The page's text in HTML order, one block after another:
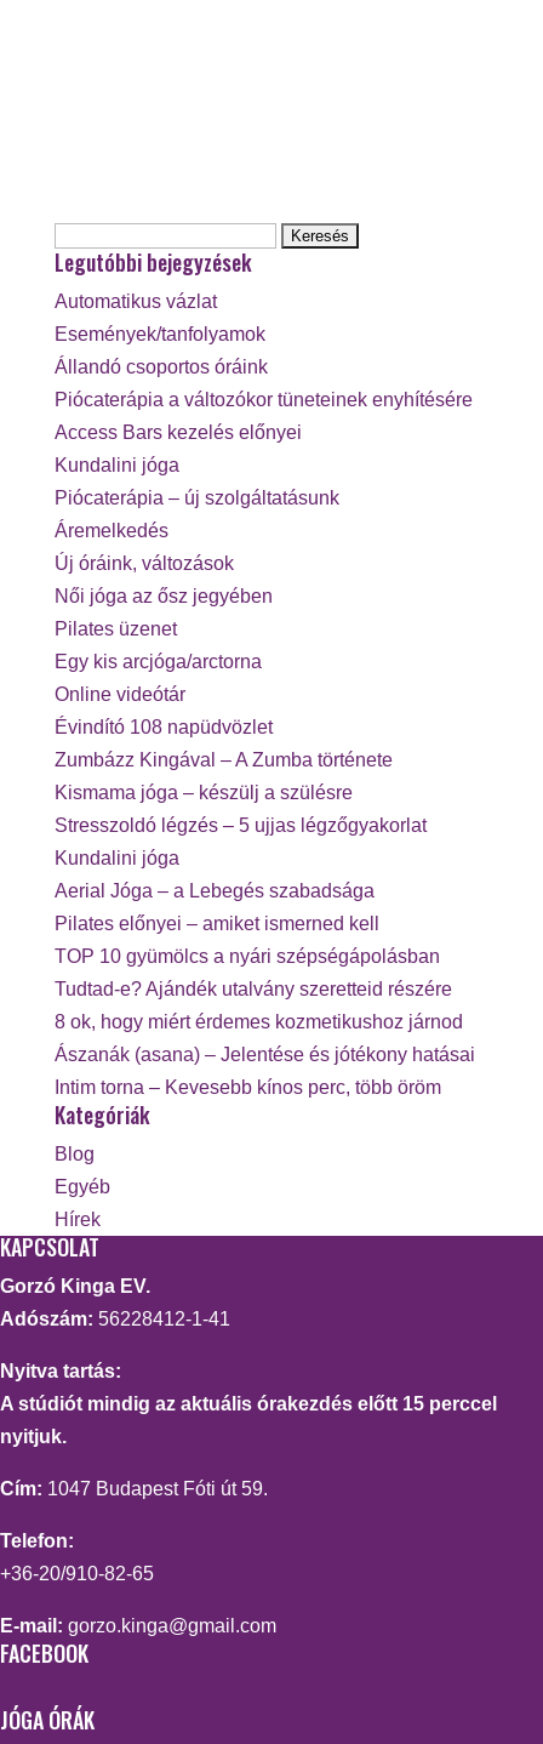
Legutóbbi bejegyzések
Automatikus vázlat
Események/tanfolyamok
Állandó csoportos óráink
Piócaterápia a változókor tüneteinek enyhítésére
Access Bars kezelés előnyei
Kundalini jóga
Piócaterápia – új szolgáltatásunk
Áremelkedés
Új óráink, változások
Női jóga az ősz jegyében
Pilates üzenet
Egy kis arcjóga/arctorna
Online videótár
Évindító 108 napüdvözlet
Zumbázz Kingával – A Zumba története
Kismama jóga – készülj a szülésre
Stresszoldó légzés – 5 ujjas légzőgyakorlat
Kundalini jóga
Aerial Jóga – a Lebegés szabadsága
Pilates előnyei – amiket ismerned kell
TOP 10 gyümölcs a nyári szépségápolásban
Tudtad-e? Ajándék utalvány szeretteid részére
8 ok, hogy miért érdemes kozmetikushoz járnod
Ászanák (asana) – Jelentése és jótékony hatásai
Intim torna – Kevesebb kínos perc, több öröm
Kategóriák
Blog
Egyéb
Hírek
KAPCSOLAT
Gorzó Kinga EV.
Adószám: 56228412-1-41
Nyitva tartás:
A stúdiót mindig az aktuális órakezdés előtt 15 perccel
nyitjuk.
Cím: 1047 Budapest Fóti út 59.
Telefon:
+36-20/910-82-65
E-mail: gorzo.kinga@gmail.com
FACEBOOK
JÓGA ÓRÁK